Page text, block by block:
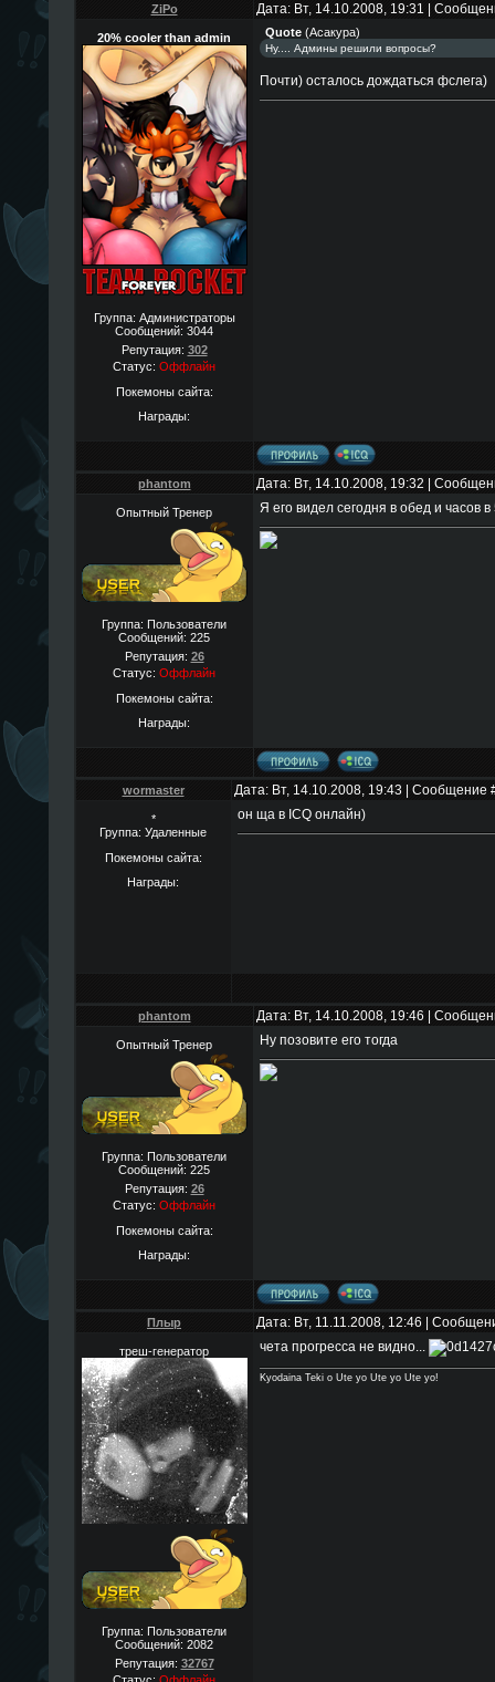
ZiPo Дата: Вт, 14.10.2008, 19:31 |
20% cooler than admin
Группа: Администраторы
Сообщений: 3044
Репутация: 302
Статус: Оффлайн
Покемоны сайта:
Награды:
Quote(Асакура)
Ну.... Админы решили вопросы?
Почти) осталось дождаться фслега)
phantom Дата: Вт, 14.10.2008, 19:32 |
Опытный Тренер
Группа: Пользователи
Сообщений: 225
Репутация: 26
Статус: Оффлайн
Покемоны сайта:
Награды:
Я его видел сегодня в обед и часов в
wormaster Дата: Вт, 14.10.2008, 19:43 | Сообщение
*
Группа: Удаленные
Покемоны сайта:
Награды:
он ща в ICQ онлайн)
phantom Дата: Вт, 14.10.2008, 19:46 |
Опытный Тренер
Группа: Пользователи
Сообщений: 225
Репутация: 26
Статус: Оффлайн
Покемоны сайта:
Награды:
Ну позовите его тогда
Плыр Дата: Вт, 11.11.2008, 12:46 |
треш-генератор
Группа: Пользователи
Сообщений: 2082
Репутация: 32767
чета прогресса не видно...
Kyodaina Teki o Ute yo Ute yo Ute yo!